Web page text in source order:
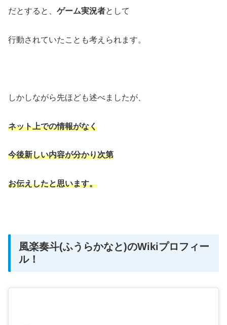
だとすると、 ゲーム実況者として
行動されていたことも考えられます。
しかしながら先ほども述べましたが、
ネット上での情報がなく
今後新しい内容が分かり次第
お伝えしたと思います。
風楽奏斗(ふうらかなと)のWikiプロフィー
ル！